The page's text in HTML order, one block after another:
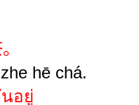
hē chá.
อยู่